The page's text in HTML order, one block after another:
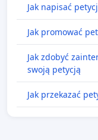
Jak napisać
Jak promować
Jak zdobyć
swoją petycją
Jak przekazać